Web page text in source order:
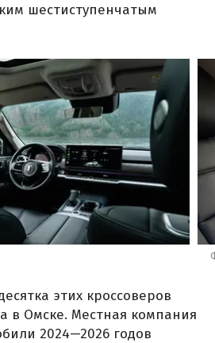
шестиступенчатым
этих кроссоверов
в Омске. Местная компания
2024—2026 годов